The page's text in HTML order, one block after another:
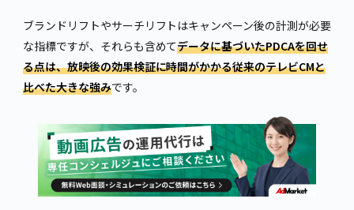
ブランドリフトやサーチリフトはキャンペーン後の計測が必要
な指標ですが、それらも含めてデータに基づいたPDCAを回せ
る点は、放映後の効果検証に時間がかかる従来のテレビCMと
比べた大きな強みです。